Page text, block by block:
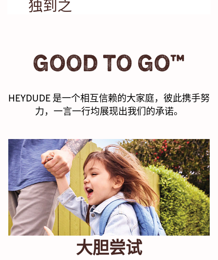
独到之
之所以能走得比
想象中更远，完
有出色的团队成
员。我们提供完
善的福利，确保
务健康，并满足
您对知识的渴
望。我们还能获
得历史悠久的鞋
类品牌 Crocs,
Inc 的全力支持
GOOD TO GO™
HEYDUDE 是一个相互信赖的大家庭，彼此携手努
力，一言一行均展现出我们的承诺。
大胆尝试